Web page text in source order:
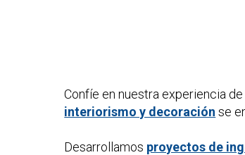
Confíe en nuestra experiencia
interiorismo y decoración se
Desarrollamos proyectos de